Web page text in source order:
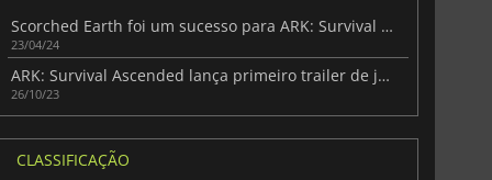
Scorched Earth foi um sucesso para ARK: Survival Ascended
23/04/24
ARK: Survival Ascended lança primeiro trailer de jogabilidade
26/10/23
CLASSIFICAÇÃO